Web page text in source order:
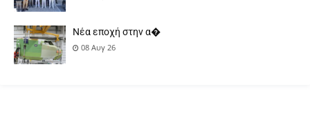
Νέα εποχή στην α�
08 Αυγ 26